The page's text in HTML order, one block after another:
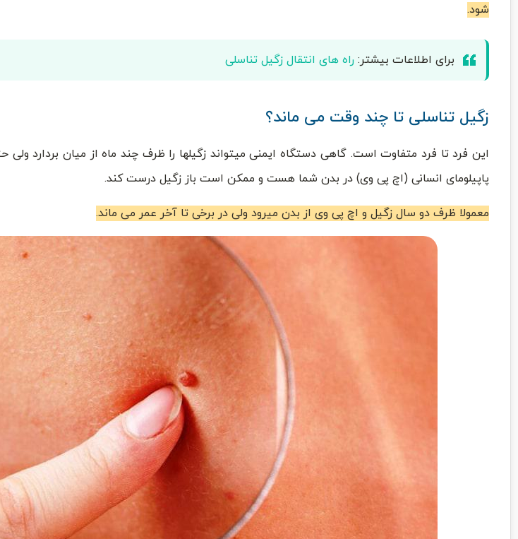
شود.
برای اطلاعات بیشتر: راه های انتقال زگیل تناسلی
زگیل تناسلی تا چند وقت می ماند؟
این فرد تا فرد متفاوت است. گاهی دستگاه ایمنی میتواند زگیلها را ظرف چند ماه از میان بردارد
پاپیلومای انسانی (اچ پی وی) در بدن شما هست و ممکن است باز زگیل درست کند.
معمولا ظرف دو سال زگیل و اچ پی وی از بدن میرود ولی در برخی تا آخر عمر می ماند.